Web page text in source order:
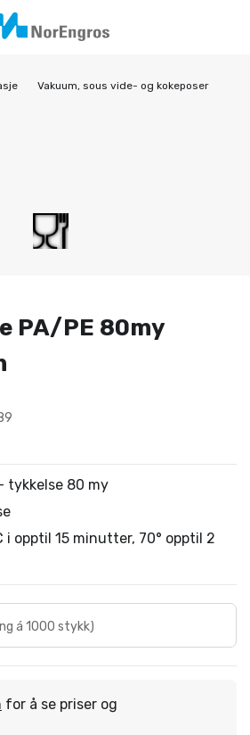
Vakuum, sous vide- og kokeposer
PA/PE 80my
tykkelse 80 my
i opptil 15 minutter, 70° opptil 2
á 1000 stykk)
for å se priser og